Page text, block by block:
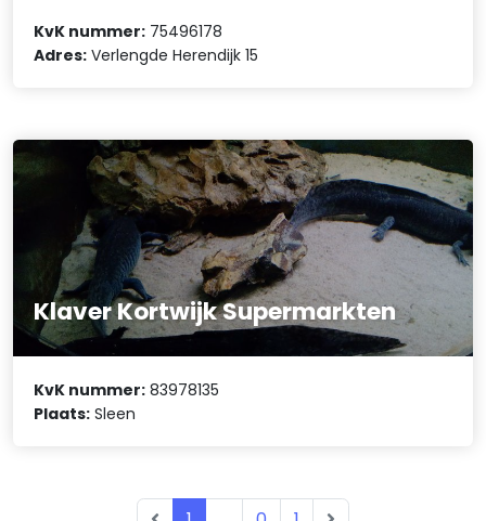
KvK nummer: 75496178
Adres: Verlengde Herendijk 15
Klaver Kortwijk Supermarkten
KvK nummer: 83978135
Plaats: Sleen